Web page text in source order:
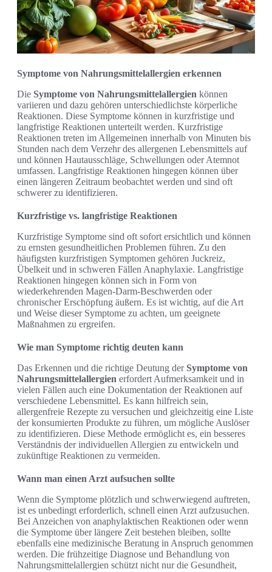
Symptome von Nahrungsmittelallergien erkennen
Die Symptome von Nahrungsmittelallergien können
variieren und dazu gehören unterschiedlichste körperliche
Reaktionen. Diese Symptome können in kurzfristige und
langfristige Reaktionen unterteilt werden. Kurzfristige
Reaktionen treten im Allgemeinen innerhalb von Minuten bis
Stunden nach dem Verzehr des allergenen Lebensmittels auf
und können Hautausschläge, Schwellungen oder Atemnot
umfassen. Langfristige Reaktionen hingegen können über
einen längeren Zeitraum beobachtet werden und sind oft
schwerer zu identifizieren.
Kurzfristige vs. langfristige Reaktionen
Kurzfristige Symptome sind oft sofort ersichtlich und können
zu ernsten gesundheitlichen Problemen führen. Zu den
häufigsten kurzfristigen Symptomen gehören Juckreiz,
Übelkeit und in schweren Fällen Anaphylaxie. Langfristige
Reaktionen hingegen können sich in Form von
wiederkehrenden Magen-Darm-Beschwerden oder
chronischer Erschöpfung äußern. Es ist wichtig, auf die Art
und Weise dieser Symptome zu achten, um geeignete
Maßnahmen zu ergreifen.
Wie man Symptome richtig deuten kann
Das Erkennen und die richtige Deutung derSymptome von
Nahrungsmittelallergien erfordert Aufmerksamkeit und in
vielen Fällen auch eine Dokumentation der Reaktionen auf
verschiedene Lebensmittel. Es kann hilfreich sein,
allergenfreie Rezepte zu versuchen und gleichzeitig eine Liste
der konsumierten Produkte zu führen, um mögliche Auslöser
zu identifizieren. Diese Methode ermöglicht es, ein besseres
Verständnis der individuellen Allergien zu entwickeln und
zukünftige Reaktionen zu vermeiden.
Wann man einen Arzt aufsuchen sollte
Wenn die Symptome plötzlich und schwerwiegend auftreten,
ist es unbedingt erforderlich, schnell einen Arzt aufzusuchen.
Bei Anzeichen von anaphylaktischen Reaktionen oder wenn
die Symptome über längere Zeit bestehen bleiben, sollte
ebenfalls eine medizinische Beratung in Anspruch genommen
werden. Die frühzeitige Diagnose und Behandlung von
Nahrungsmittelallergien schützt nicht nur die Gesundheit,